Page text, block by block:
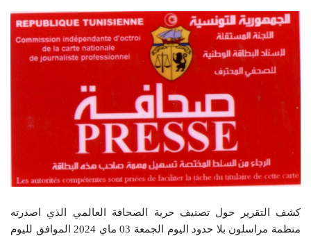
كشف التقرير حول تصنيف حرية الصحافة العالمي الذي اصدرته
منظمة مراسلون بلا حدود اليوم الجمعة 03 ماي 2024 الموافق لليوم